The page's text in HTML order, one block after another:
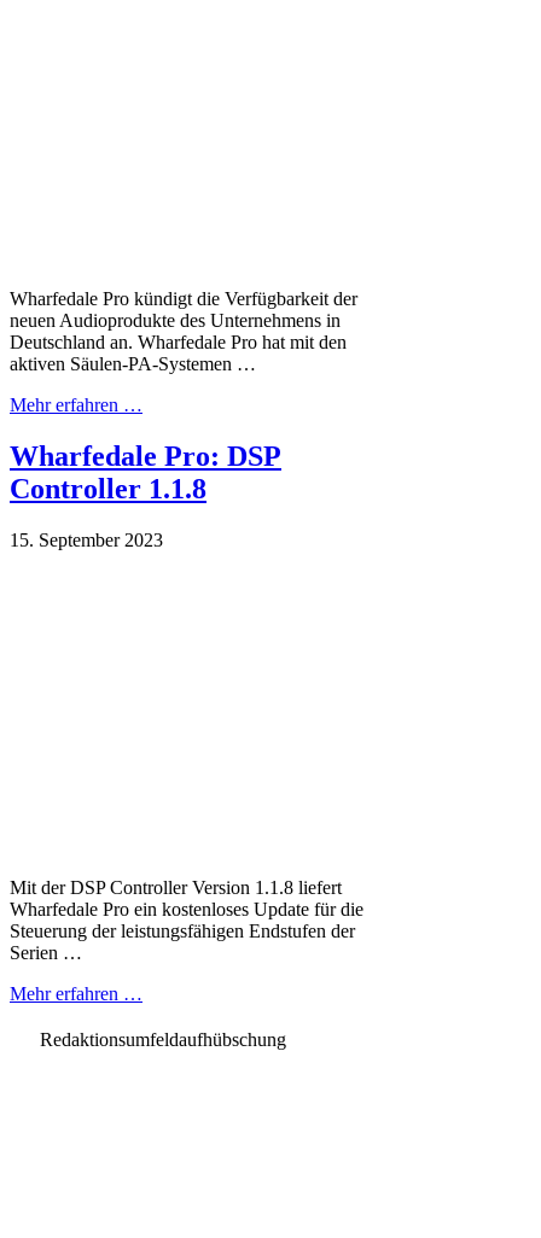
Wharfedale Pro kündigt die Verfügbarkeit der
neuen Audioprodukte des Unternehmens in
Deutschland an. Wharfedale Pro hat mit den
aktiven Säulen-PA-Systemen …
Mehr erfahren …
Wharfedale Pro: DSP
Controller 1.1.8
15. September 2023
Mit der DSP Controller Version 1.1.8 liefert
Wharfedale Pro ein kostenloses Update für die
Steuerung der leistungsfähigen Endstufen der
Serien …
Mehr erfahren …
Redaktionsumfeldaufhübschung